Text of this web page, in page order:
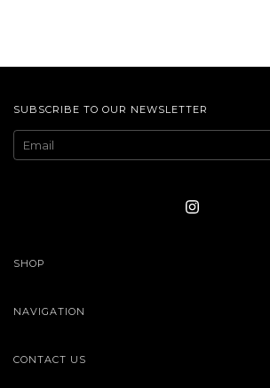
SUBSCRIBE TO OUR NEWSLETTER
SHOP
NAVIGATION
CONTACT US